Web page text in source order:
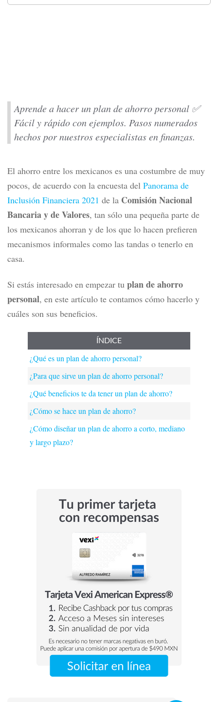
Aprende a hacer un plan de ahorro personal ✅
Fácil y rápido con ejemplos. Pasos numerados
hechos por nuestros especialistas en finanzas.
El ahorro entre los mexicanos es una costumbre de muy
pocos, de acuerdo con la encuesta del Panorama de
Inclusión Financiera 2021 de la Comisión Nacional
Bancaria y de Valores, tan sólo una pequeña parte de
los mexicanos ahorran y de los que lo hacen prefieren
mecanismos informales como las tandas o tenerlo en
casa.
Si estás interesado en empezar tu plan de ahorro
personal, en este artículo te contamos cómo hacerlo y
cuáles son sus beneficios.
ÍNDICE
¿Qué es un plan de ahorro personal?
¿Para que sirve un plan de ahorro personal?
¿Qué beneficios te da tener un plan de ahorro?
¿Cómo se hace un plan de ahorro?
¿Cómo diseñar un plan de ahorro a corto, mediano
y largo plazo?